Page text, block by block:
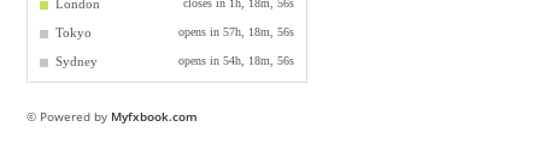
© Powered by Myfxbook.com